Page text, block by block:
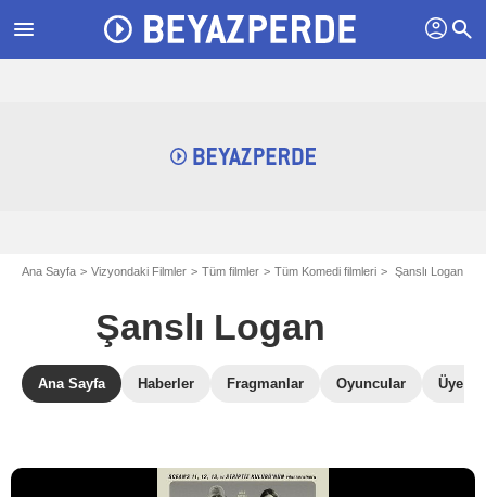
menu profil search
Ana Sayfa Vizyondaki Filmler Tüm filmler Tüm Komedi filmleri Şanslı Logan
Şanslı Logan
Ana Sayfa Haberler Fragmanlar Oyuncular Üye